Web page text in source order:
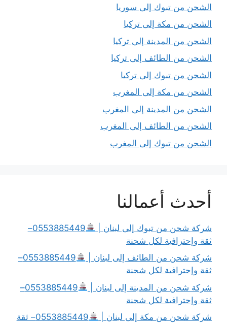
الشحن من تبوك إلى سوريا
الشحن من مكة إلى تركيا
الشحن من المدينة إلى تركيا
الشحن من الطائف إلى تركيا
الشحن من تبوك إلى تركيا
الشحن من مكة إلى المغرب
الشحن من المدينة إلى المغرب
الشحن من الطائف إلى المغرب
الشحن من تبوك إلى المغرب
أحدث أعمالنا
شركة شحن من تبوك إلى لبنان |
0553885449–
ثقة وإحترافية لكل شحنة
شركة شحن من الطائف إلى لبنان |
0553885449–
ثقة وإحترافية لكل شحنة
شركة شحن من المدينة إلى لبنان |
0553885449–
ثقة وإحترافية لكل شحنة
شركة شحن من مكة إلى لبنان |
0553885449– ثقة